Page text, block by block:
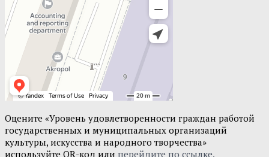
Оцените «Уровень удовлетворенности граждан работой
государственных и муниципальных организаций
культуры, искусства и народного творчества»
используйте QR-код или перейдите по ссылке.